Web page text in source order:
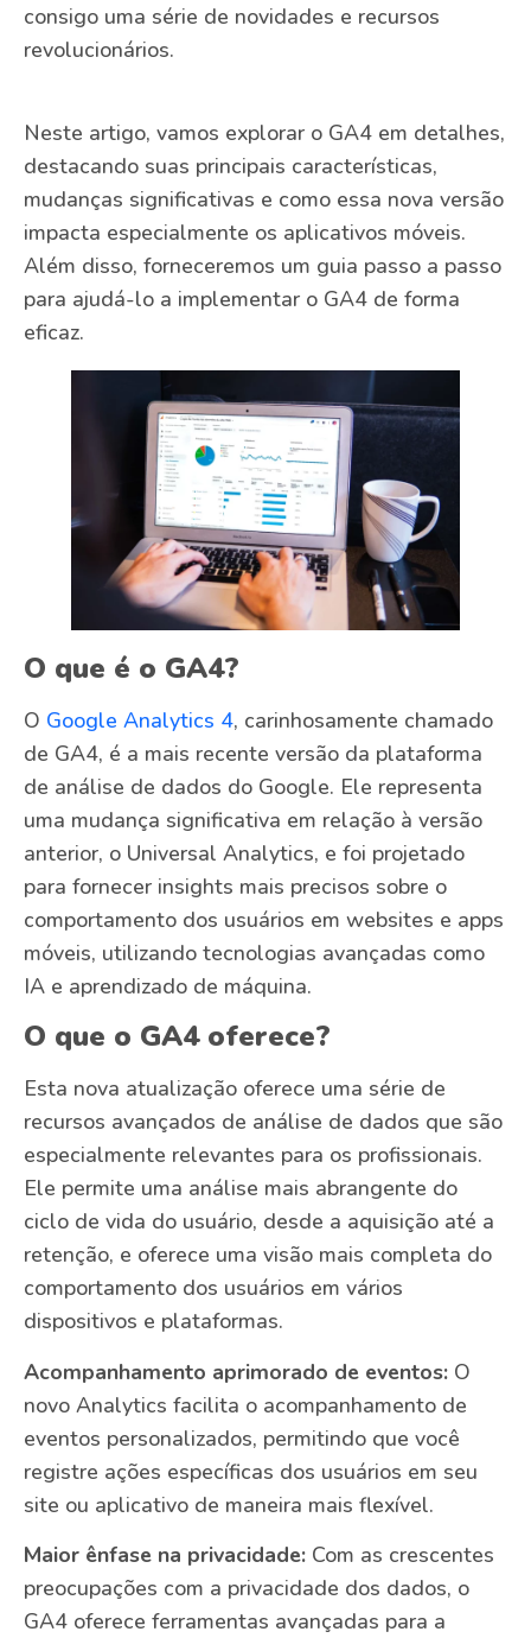
consigo uma série de novidades e recursos
revolucionários.
Neste artigo, vamos explorar o GA4 em detalhes,
destacando suas principais características,
mudanças significativas e como essa nova versão
impacta especialmente os aplicativos móveis.
Além disso, forneceremos um guia passo a passo
para ajudá-lo a implementar o GA4 de forma
eficaz.
O que é o GA4?
O Google Analytics 4, carinhosamente chamado
de GA4, é a mais recente versão da plataforma
de análise de dados do Google. Ele representa
uma mudança significativa em relação à versão
anterior, o Universal Analytics, e foi projetado
para fornecer insights mais precisos sobre o
comportamento dos usuários em websites e apps
móveis, utilizando tecnologias avançadas como
IA e aprendizado de máquina.
O que o GA4 oferece?
Esta nova atualização oferece uma série de
recursos avançados de análise de dados que são
especialmente relevantes para os profissionais.
Ele permite uma análise mais abrangente do
ciclo de vida do usuário, desde a aquisição até a
retenção, e oferece uma visão mais completa do
comportamento dos usuários em vários
dispositivos e plataformas.
Acompanhamento aprimorado de eventos: O
novo Analytics facilita o acompanhamento de
eventos personalizados, permitindo que você
registre ações específicas dos usuários em seu
site ou aplicativo de maneira mais flexível.
Maior ênfase na privacidade: Com as crescentes
preocupações com a privacidade dos dados, o
GA4 oferece ferramentas avançadas para a